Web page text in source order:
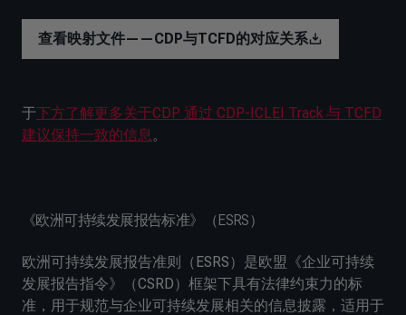
查看映射文件——CDP与TCFD的对应关系
于下方了解更多关于CDP 通过 CDP-ICLEI Track 与 TCFD
建议保持一致的信息。
《欧洲可持续发展报告标准》（ESRS）
欧洲可持续发展报告准则（ESRS）是欧盟《企业可持续
发展报告指令》（CSRD）框架下具有法律约束力的标
准，用于规范与企业可持续发展相关的信息披露，适用于